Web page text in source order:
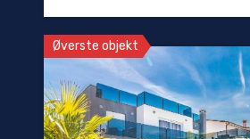
Øverste objekt